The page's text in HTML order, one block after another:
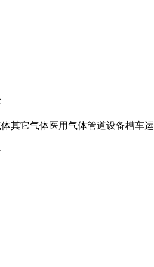
其它气体医用气体管道设备槽车